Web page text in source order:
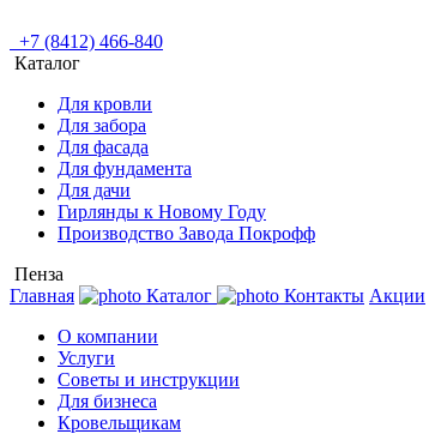
+7 (8412) 466-840
Каталог
Для кровли
Для забора
Для фасада
Для фундамента
Для дачи
Гирлянды к Новому Году
Производство Завода Покрофф
Пенза
Главная
Каталог Контакты Акции
О компании
Услуги
Советы и инструкции
Для бизнеса
Кровельщикам